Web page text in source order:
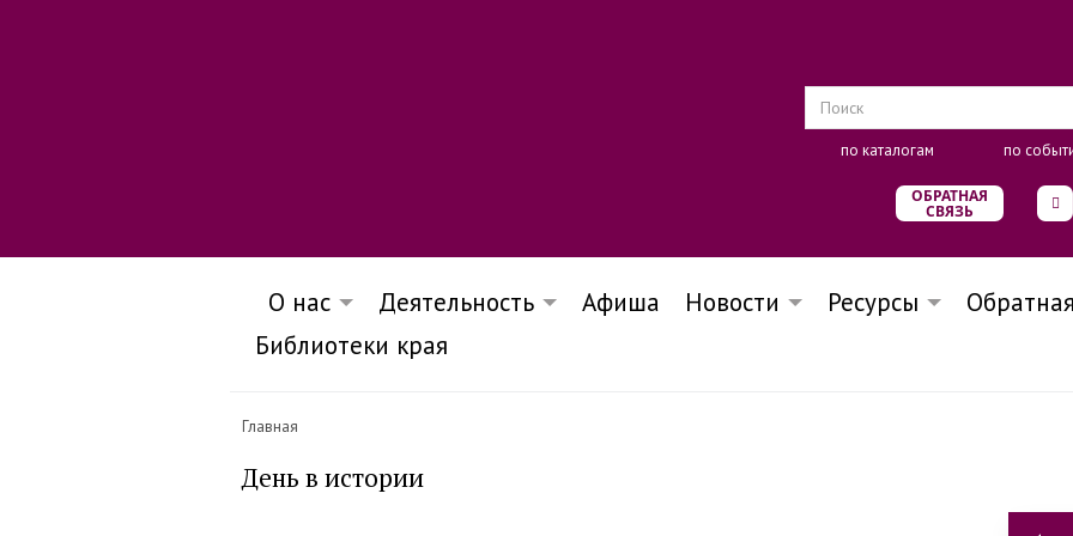
по каталогам по
ОБРАТНАЯ
СВЯЗЬ
О нас Деятельность Афиша Новости Ресурсы
Библиотеки края
Главная
День в истории